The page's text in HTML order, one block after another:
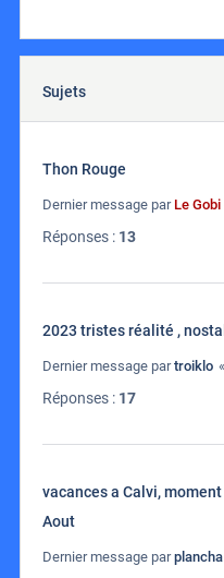
Sujets
Thon Rouge
Dernier message par Le Gobi
Réponses : 13
2023 tristes réalité ,
Dernier message partroiklo «
Réponses : 17
vacances a Calvi,
Aout
Dernier message parplancha